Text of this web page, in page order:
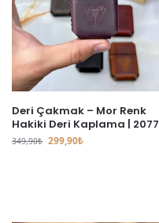
Deri Çakmak – Mor Renk
Hakiki Deri Kaplama | 2077
349,90₺ 299,90₺